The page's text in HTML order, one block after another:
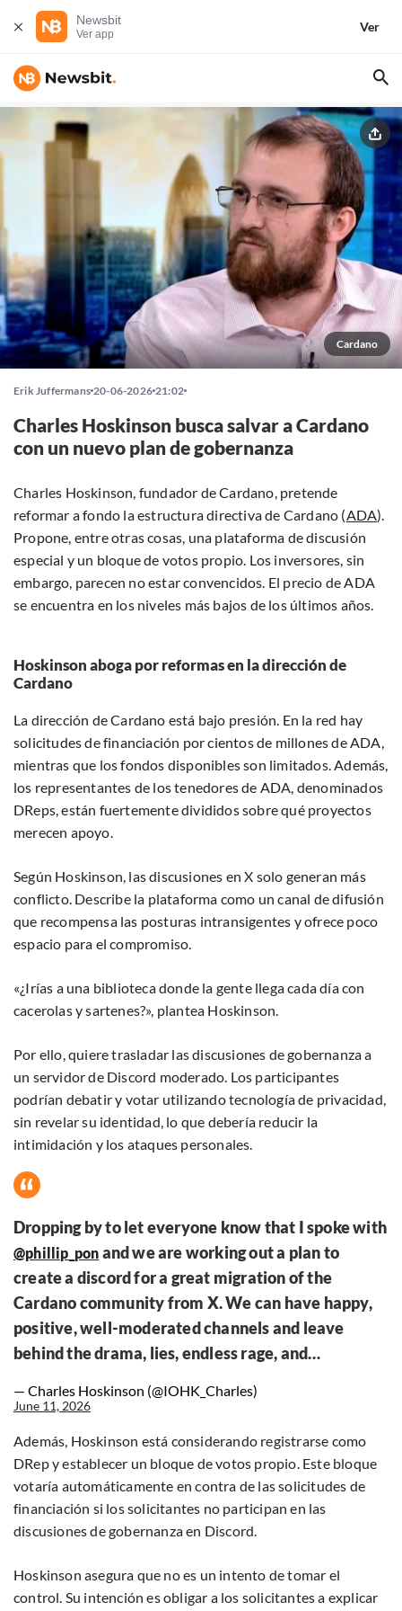
Newsbit
Ver app
Ver
Cardano
Erik Juffermans 20-06-2026 21:02
Charles Hoskinson busca salvar a Cardano
con un nuevo plan de gobernanza
Charles Hoskinson, fundador de Cardano, pretende
reformar a fondo la estructura directiva de Cardano (ADA).
Propone, entre otras cosas, una plataforma de discusión
especial y un bloque de votos propio. Los inversores, sin
embargo, parecen no estar convencidos. El precio de ADA
se encuentra en los niveles más bajos de los últimos años.
Hoskinson aboga por reformas en la dirección de
Cardano
La dirección de Cardano está bajo presión. En la red hay
solicitudes de financiación por cientos de millones de ADA,
mientras que los fondos disponibles son limitados. Además,
los representantes de los tenedores de ADA, denominados
DReps, están fuertemente divididos sobre qué proyectos
merecen apoyo.
Según Hoskinson, las discusiones en X solo generan más
conflicto. Describe la plataforma como un canal de difusión
que recompensa las posturas intransigentes y ofrece poco
espacio para el compromiso.
«¿Irías a una biblioteca donde la gente llega cada día con
cacerolas y sartenes?», plantea Hoskinson.
Por ello, quiere trasladar las discusiones de gobernanza a
un servidor de Discord moderado. Los participantes
podrían debatir y votar utilizando tecnología de privacidad,
sin revelar su identidad, lo que debería reducir la
intimidación y los ataques personales.
Dropping by to let everyone know that I spoke with
@phillip_pon and we are working out a plan to
create a discord for a great migration of the
Cardano community from X. We can have happy,
positive, well-moderated channels and leave
behind the drama, lies, endless rage, and…
— Charles Hoskinson (@IOHK_Charles)
June 11, 2026
Además, Hoskinson está considerando registrarse como
DRep y establecer un bloque de votos propio. Este bloque
votaría automáticamente en contra de las solicitudes de
financiación si los solicitantes no participan en las
discusiones de gobernanza en Discord.
Hoskinson asegura que no es un intento de tomar el
control. Su intención es obligar a los solicitantes a explicar